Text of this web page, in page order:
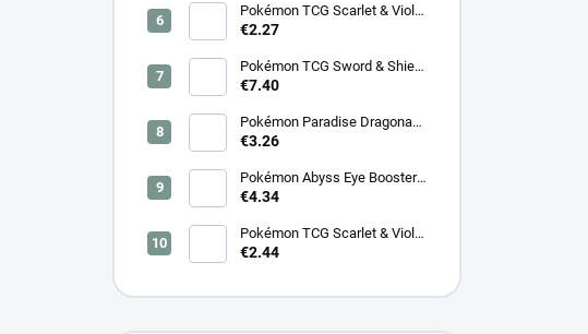
Pokémon TCG Scarlet & Violet
Surging Sparks Booster –
€2.27
Pokémon TCG Sword & Shield
Eevee Heroes Booster –
€7.40
Pokémon Paradise Dragona
Booster (SV7a) – Japonski
€3.26
Pokémon Abyss Eye Booster
(M5) – Japonski
€4.34
Pokémon TCG Scarlet & Violet
Cyber Judge Booster -
€2.44